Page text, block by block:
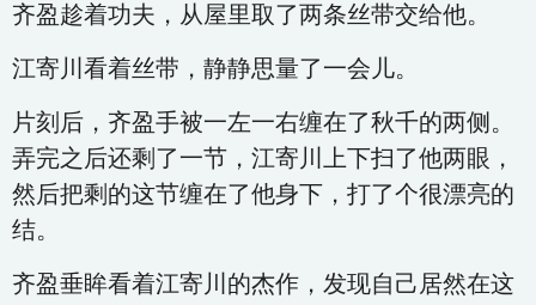
齐盈趁着功夫，从屋里取了两条丝带交给他。
江寄川看着丝带，静静思量了一会儿。
片刻后，齐盈手被一左一右缠在了秋千的两侧。
弄完之后还剩了一节，江寄川上下扫了他两眼，
然后把剩的这节缠在了他身下，打了个很漂亮的
结。
齐盈垂眸看着江寄川的杰作，发现自己居然在这